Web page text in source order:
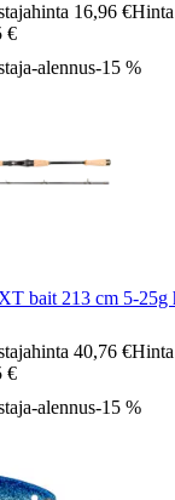
16,96 €
€
alennus-15 %
bait 213 cm 5-25g
40,76 €
€
alennus-15 %